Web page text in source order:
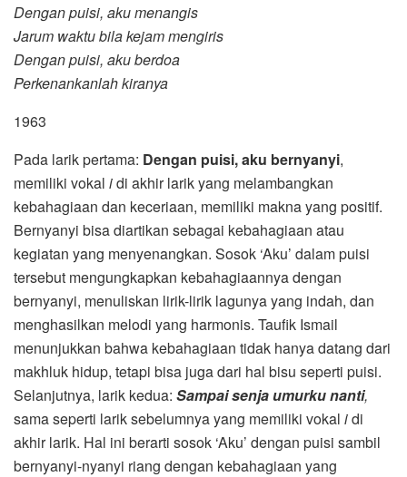
Dengan puisi, aku menangis
Jarum waktu bila kejam mengiris
Dengan puisi, aku berdoa
Perkenankanlah kiranya
1963
Pada larik pertama: Dengan puisi, aku bernyanyi,
memiliki vokal idi akhir larik yang melambangkan
kebahagiaan dan keceriaan, memiliki makna yang positif.
Bernyanyi bisa diartikan sebagai kebahagiaan atau
kegiatan yang menyenangkan. Sosok ‘Aku’ dalam puisi
tersebut mengungkapkan kebahagiaannya dengan
bernyanyi, menuliskan lirik-lirik lagunya yang indah, dan
menghasilkan melodi yang harmonis. Taufik Ismail
menunjukkan bahwa kebahagiaan tidak hanya datang dari
makhluk hidup, tetapi bisa juga dari hal bisu seperti puisi.
Selanjutnya, larik kedua: Sampai senja umurku nanti,
sama seperti larik sebelumnya yang memiliki vokal idi
akhir larik. Hal ini berarti sosok ‘Aku’ dengan puisi sambil
bernyanyi-nyanyi riang dengan kebahagiaan yang